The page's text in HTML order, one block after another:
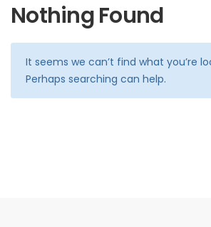
Nothing Found
It seems we can’t find what you’re
Perhaps searching can help.